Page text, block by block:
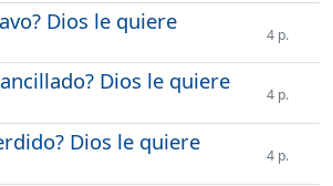
Dios le quiere
4 p.
Dios le quiere
4 p.
Dios le quiere
4 p.